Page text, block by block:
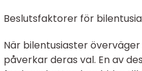
Beslutsfaktorer för
När bilentusiaster
påverkar deras val. En av